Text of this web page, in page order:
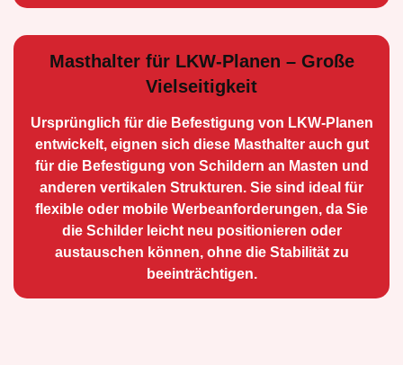
Masthalter für LKW-Planen – Große
Vielseitigkeit
Ursprünglich für die Be­festigung von LKW-Planen
entwickelt, eignen sich diese Masthalter auch gut
für die Befestigung von Schildern an Masten und
anderen vertikalen Strukturen. Sie sind ideal für
flexible oder mobile Werbean­forderungen, da Sie
die Schilder leicht neu positio­nieren oder
austauschen können, ohne die Stabilität zu
beeinträchtigen.